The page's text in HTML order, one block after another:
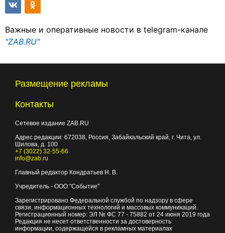
Важные и оперативные новости в telegram-канале
"ZAB.RU"
Размещение рекламы
Контакты
Сетевое издание ZAB.RU
Адрес редакции: 672038, Россия, Забайкальский край, г. Чита, ул.
Шилова, д. 100
+7 (3022) 32-55-66
info@zab.ru
Главный редактор Кондратьев Н. В.
Учредитель - ООО "Событие"
Зарегистрировано Федеральной службой по надзору в сфере
связи, информационных технологий и массовых коммуникаций.
Регистрационный номер: ЭЛ № ФС 77 - 75882 от 24 июня 2019 года
Редакция не несет ответственности за достоверность
информации, содержащейся в рекламных материалах